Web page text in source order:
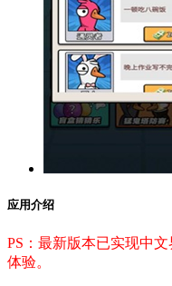
应用介绍
PS：最新版本已实现中
体验。